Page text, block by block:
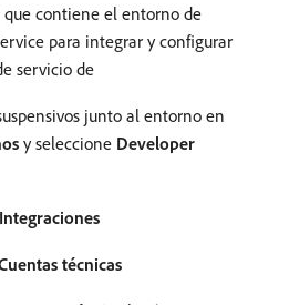
contiene el entorno de
para integrar y configurar
servicio de
junto al entorno en
y seleccione Developer
Integraciones
técnicas